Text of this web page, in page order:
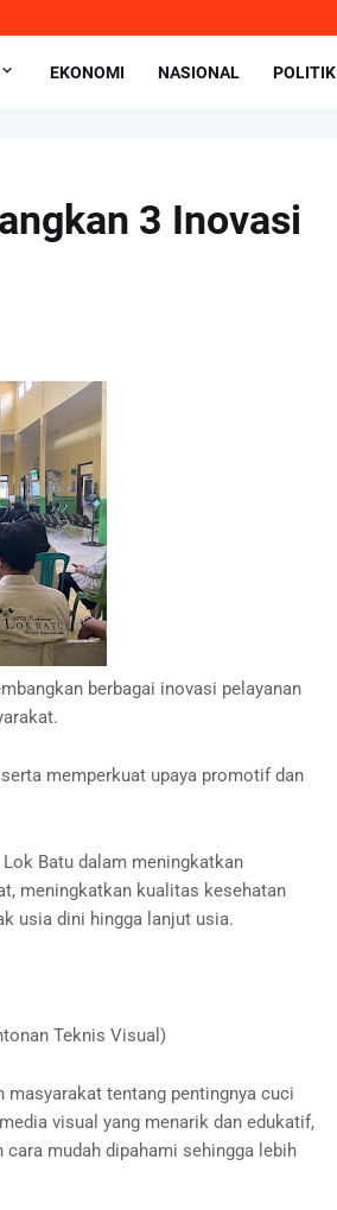
EKONOMI NASIONAL POLITIK
3 Inovasi
berbagai inovasi pelayanan
memperkuat upaya promotif dan
Batu dalam meningkatkan
meningkatkan kualitas kesehatan
usia dini hingga lanjut usia.
Teknis Visual)
masyarakat tentang pentingnya cuci
visual yang menarik dan edukatif,
mudah dipahami sehingga lebih